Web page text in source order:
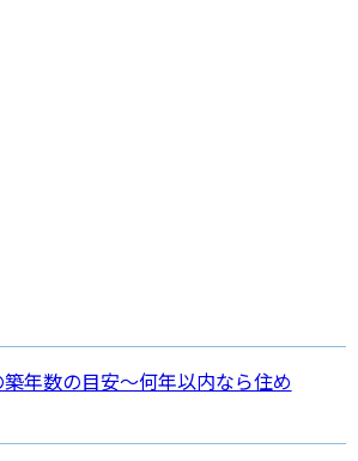
年数の目安～何年以内なら住め